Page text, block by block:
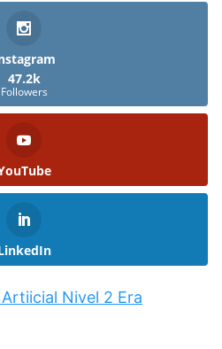
47.2k
Followers
Nivel 2 Era